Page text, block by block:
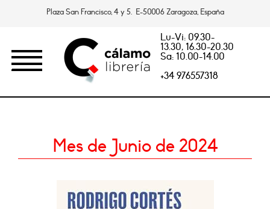
Plaza San Francisco, 4 y 5. E-50006 Zaragoza, España
Lu-Vi: 09.30-
13.30, 16.30-20.30
Sa: 10.00-14.00
+34 976557318
Mes de Junio de 2024